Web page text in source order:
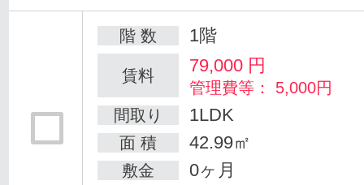
階 数 1階
賃料 79,000 円
管理費等： 5,000円
間取り
1LDK
面 積 42.99㎡
敷金 0ヶ月